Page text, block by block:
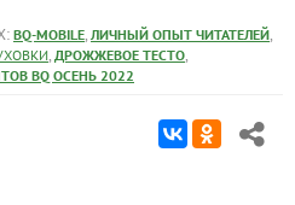
BQ-MOBILE, ЛИЧНЫЙ ОПЫТ ЧИТАТЕЛЕЙ,
, ДРОЖЖЕВОЕ ТЕСТО,
BQ ОСЕНЬ 2022